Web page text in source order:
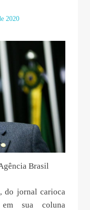
2020
Brasil
do jornal carioca
sua coluna